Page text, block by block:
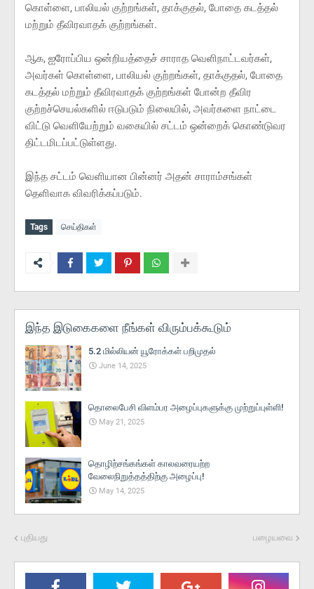
கொள்ளை, பாலியல் குற்றங்கள், தாக்குதல், போதை கடத்தல்
மற்றும் தீவிரவாதக் குற்றங்கள்.
ஆக, ஐரோப்பிய ஒன்றியத்தைச் சாராத வெளிநாட்டவர்கள்,
அவர்கள் கொள்ளை, பாலியல் குற்றங்கள், தாக்குதல், போதை
கடத்தல் மற்றும் தீவிரவாதக் குற்றங்கள் போன்ற தீவிர
குற்றச்செயல்களில் ஈடுபடும் நிலையில், அவர்களை நாட்டை
விட்டு வெளியேற்றும் வகையில் சட்டம் ஒன்றைக் கொண்டுவர
திட்டமிடப்பட்டுள்ளது.
இந்த சட்டம் வெளியான பின்னர் அதன் சாராம்சங்கள்
தெளிவாக விவரிக்கப்படும்.
Tags செய்திகள்
இந்த இடுகைகளை நீங்கள் விரும்பக்கூடும்
5.2 மில்லியன் யூரோக்கள் பறிமுதல்
June 14, 2025
தொலைபேசி விளம்பர அழைப்புகளுக்கு முற்றுப்புள்ளி!
May 21, 2025
தொழிற்சங்கங்கள் காலவரையற்ற
வேலைநிறுத்தத்திற்கு அழைப்பு!
May 14, 2025
புதியது பழையவை